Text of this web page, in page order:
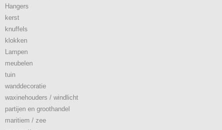
Hangers
kerst
knuffels
klokken
Lampen
meubelen
tuin
wanddecoratie
waxinehouders / windlicht
partijen en groothandel
maritiem / zee